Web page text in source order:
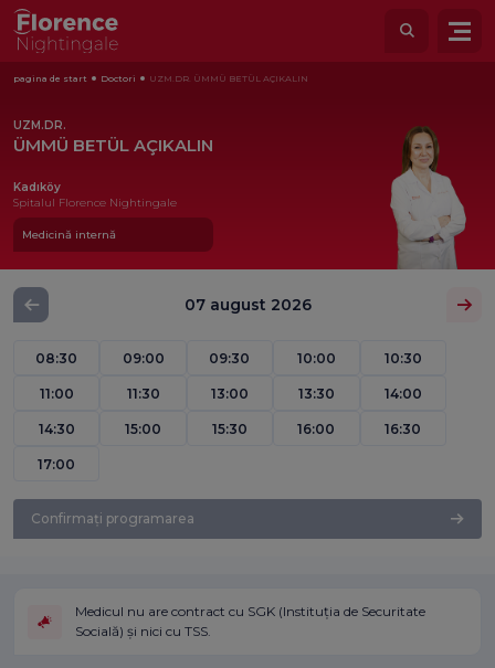
pagina de start Doctori UZM.DR. ÜMMÜ BETÜL AÇIKALIN
UZM.DR.
ÜMMÜ BETÜL AÇIKALIN
Kadıköy
Spitalul Florence Nightingale
Medicină internă
07 august 2026
08:30 09:00 09:30 10:00 10:30
11:00 11:30 13:00 13:30 14:00
14:30 15:00 15:30 16:00 16:30
17:00
Confirmați programarea
Medicul nu are contract cu SGK (Instituția de Securitate
Socială) și nici cu TSS.